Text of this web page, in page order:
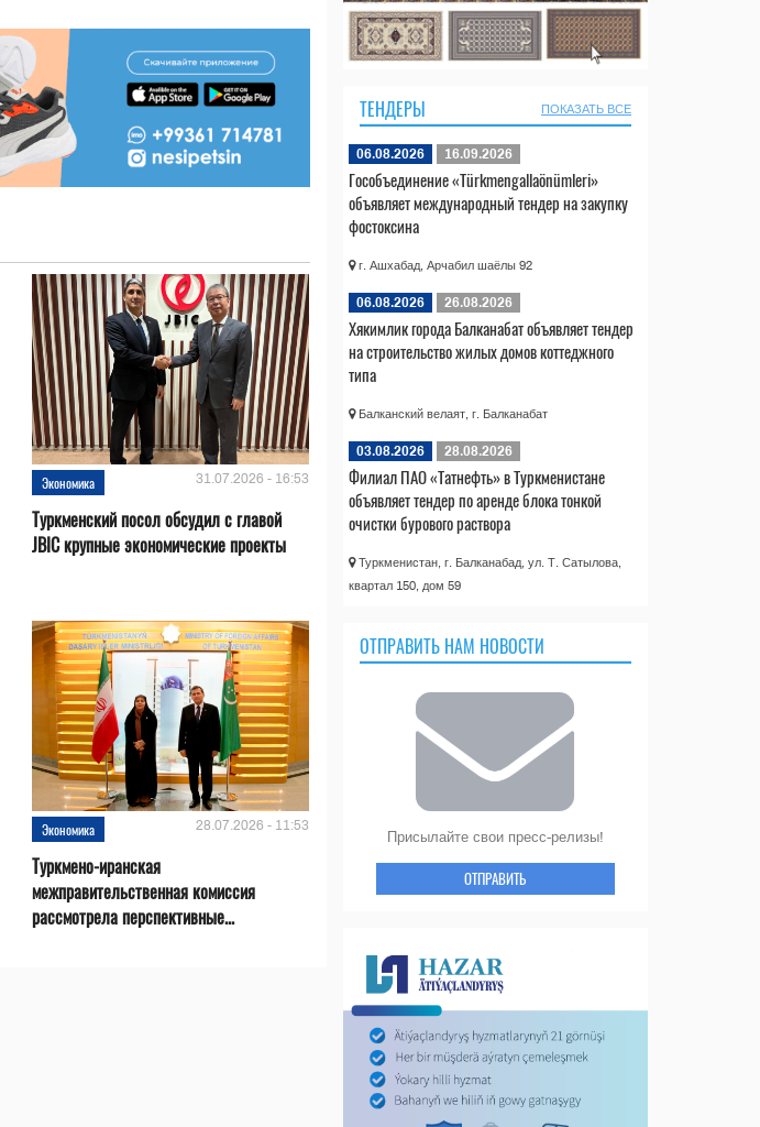
Экономика 31.07.2026 - 16:53
Туркменский посол обсудил с главой
JBIC крупные экономические проекты
Экономика 28.07.2026 - 11:53
Туркмено-иранская
межправительственная комиссия
рассмотрела перспективные...
ТЕНДЕРЫ ПОКАЗАТЬ ВСЕ
06.08.2026 16.09.2026
Гособъединение «Türkmengallaönümleri»
объявляет международный тендер на закупку
фостоксина
г. Ашхабад, Арчабил шаёлы 92
06.08.2026 26.08.2026
Хякимлик города Балканабат объявляет тендер
на строительство жилых домов коттеджного
типа
Балканский велаят, г. Балканабат
03.08.2026 28.08.2026
Филиал ПАО «Татнефть» в Туркменистане
объявляет тендер по аренде блока тонкой
очистки бурового раствора
Туркменистан, г. Балканабад, ул. Т. Сатылова,
квартал 150, дом 59
ОТПРАВИТЬ НАМ НОВОСТИ
Присылайте свои пресс-релизы!
ОТПРАВИТЬ